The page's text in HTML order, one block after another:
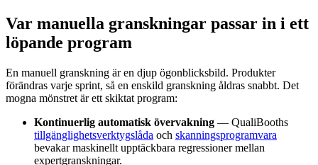
Var manuella granskningar passar in i ett
löpande program
En manuell granskning är en djup ögonblicksbild. Produkter
förändras varje sprint, så en enskild granskning åldras snabbt. Det
mogna mönstret är ett skiktat program:
Kontinuerlig automatisk övervakning — QualiBooths
tillgänglighetsverktygslåda och skanningsprogramvara
bevakar maskinellt upptäckbara regressioner mellan
expertgranskningar.